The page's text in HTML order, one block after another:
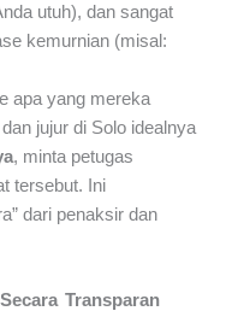
utuh), dan sangat
kemurnian (misal:
apa yang mereka
jujur di Solo idealnya
, minta petugas
tersebut. Ini
dari penaksir dan
Transparan